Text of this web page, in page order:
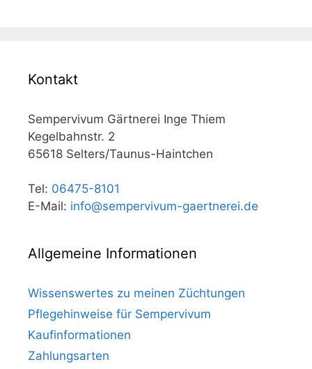
Kontakt
Sempervivum Gärtnerei Inge Thiem
Kegelbahnstr. 2
65618 Selters/Taunus-Haintchen
Tel: 06475-8101
E-Mail: info@sempervivum-gaertnerei.de
Allgemeine Informationen
Wissenswertes zu meinen Züchtungen
Pflegehinweise für Sempervivum
Kaufinformationen
Zahlungsarten